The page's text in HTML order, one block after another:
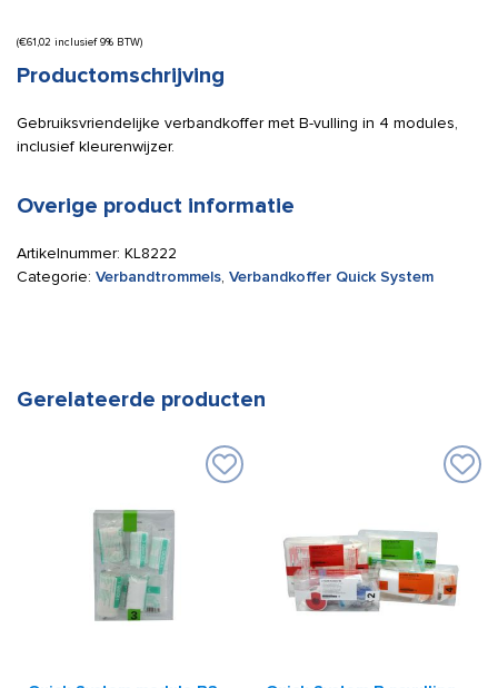
(€61,02 inclusief 9% BTW)
Productomschrijving
Gebruiksvriendelijke verbandkoffer met B-vulling in 4 modules,
inclusief kleurenwijzer.
Overige product informatie
Artikelnummer: KL8222
Categorie: Verbandtrommels, Verbandkoffer Quick System
Gerelateerde producten